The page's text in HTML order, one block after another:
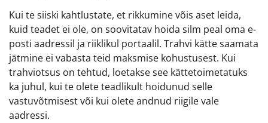
Kui te siiski kahtlustate, et rikkumine võis aset leida,
kuid teadet ei ole, on soovitatav hoida silm peal oma e-
posti aadressil ja riiklikul portaalil. Trahvi kätte saamata
jätmine ei vabasta teid maksmise kohustusest. Kui
trahviotsus on tehtud, loetakse see kättetoimetatuks
ka juhul, kui te olete teadlikult hoidunud selle
vastuvõtmisest või kui olete andnud riigile vale
aadressi.